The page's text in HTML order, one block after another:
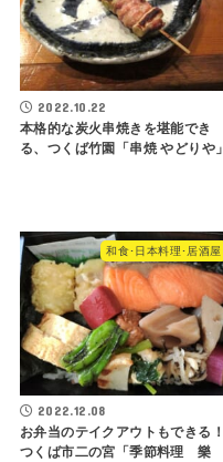
2022.10.22
本格的な炭火串焼きを堪能でき
る、つくば竹園「串焼 やどりや」
和食･日本料理･居酒屋
2022.12.08
お弁当のテイクアウトもできる！
つくば市二の宮「季節料理 樂